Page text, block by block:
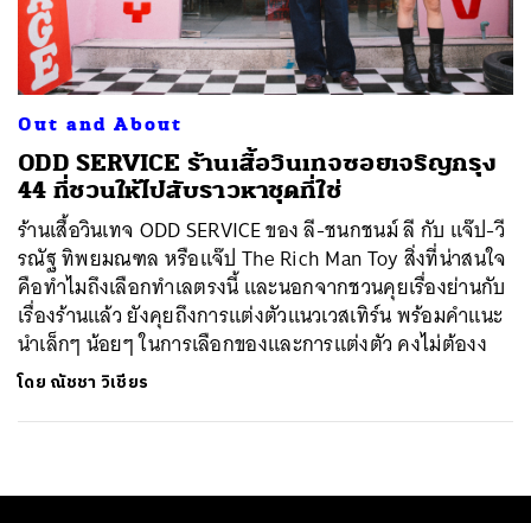
Out and About
ODD SERVICE ร้านเสื้อวินเทจซอยเจริญกรุง
44 ที่ชวนให้ไปสับราวหาชุดที่ใช่
ร้านเสื้อวินเทจ ODD SERVICE ของ ลี-ชนกชนม์ ลี กับ แจ๊ป-วี
รณัฐ ทิพยมณฑล หรือแจ๊ป The Rich Man Toy สิ่งที่น่าสนใจ
คือทำไมถึงเลือกทำเลตรงนี้ และนอกจากชวนคุยเรื่องย่านกับ
เรื่องร้านแล้ว ยังคุยถึงการแต่งตัวแนวเวสเทิร์น พร้อมคำแนะ
นำเล็กๆ น้อยๆ ในการเลือกของและการแต่งตัว คงไม่ต้องง
โดย ณัชชา วิเชียร
ค้นหา
SHARE TWEET LINE EMAIL